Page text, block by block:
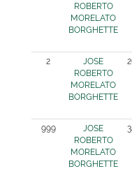
ROBERTO
MORELATO
BORGHETTE
2
JOSE
ROBERTO
MORELATO
BORGHETTE
999
JOSE
ROBERTO
MORELATO
BORGHETTE